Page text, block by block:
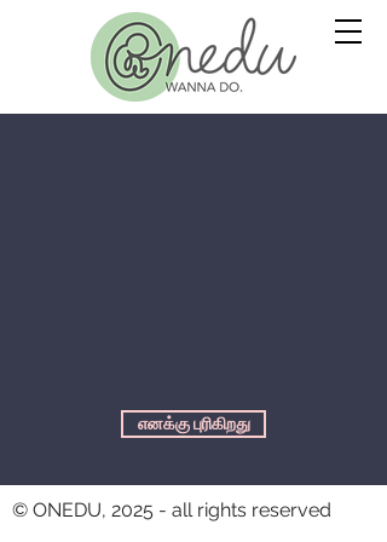
எனக்கு புரிகிறது
© ONEDU, 2025 - all rights reserved